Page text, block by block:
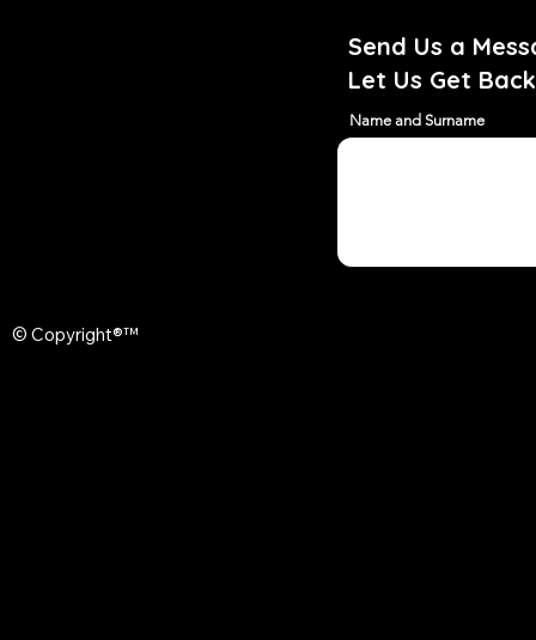
Send Us a
Let Us Get
Name and Surname
© Copyright®™